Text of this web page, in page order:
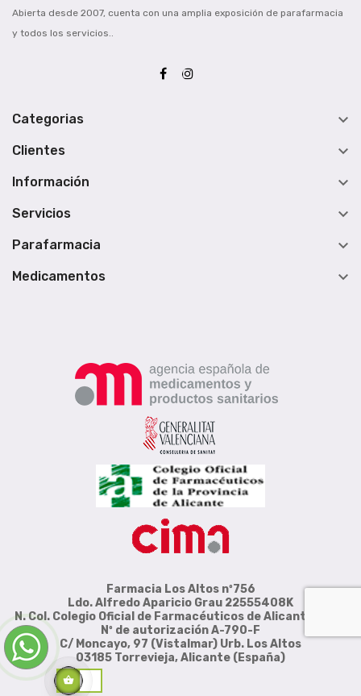
Abierta desde 2007, cuenta con una amplia exposición de parafarmacia
y todos los servicios..
Categorias 
Clientes 
Información 
Servicios 
Parafarmacia 
Medicamentos 
Farmacia Los Altos nº756
Ldo. Alfredo Aparicio Grau 22555408K
N. Col. Colegio Oficial de Farmacéuticos de Alicante 4327
Nº de autorización A-790-F
C/ Moncayo, 97 (Vistalmar) Urb. Los Altos
03185 Torrevieja, Alicante (España)